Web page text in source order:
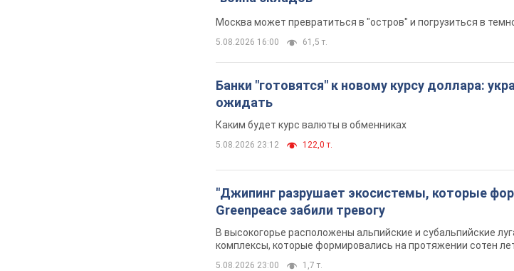
Москва может превратиться в "остров" и погрузиться в
5.08.2026 16:00 61,5 т.
Банки "готовятся" к новому курсу доллара:
ожидать
Каким будет курс валюты в обменниках
5.08.2026 23:12 122,0 т.
"Джипинг разрушает экосистемы, которые
Greenpeace забили тревогу
В высокогорье расположены альпийские и субальпийские
комплексы, которые формировались на протяжении сотен
5.08.2026 23:00 1,7 т.